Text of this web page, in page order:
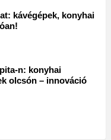
kávégépek, konyhai
n: konyhai
olcsón – innováció